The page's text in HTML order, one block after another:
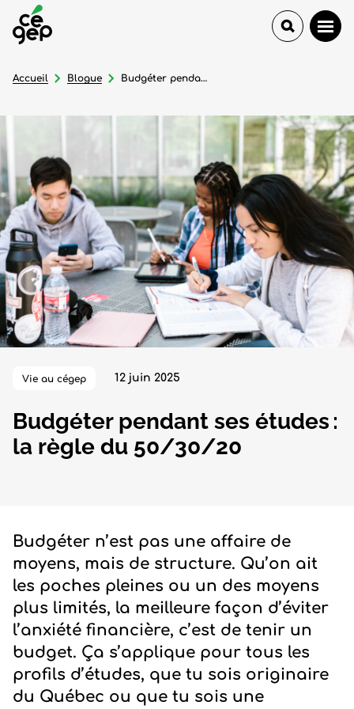
Vie au cégep 12 juin 2025
Budgéter pendant ses études :
la règle du 50/30/20
Accueil Blogue Budgéter pendant ses études : la règle du 50/30/20
Budgéter n’est pas une affaire de
moyens, mais de structure. Qu’on ait
les poches pleines ou un des moyens
plus limités, la meilleure façon d’éviter
l’anxiété financière, c’est de tenir un
budget. Ça s’applique pour tous les
profils d’études, que tu sois originaire
du Québec ou que tu sois une